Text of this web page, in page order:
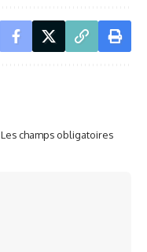
Les champs obligatoires